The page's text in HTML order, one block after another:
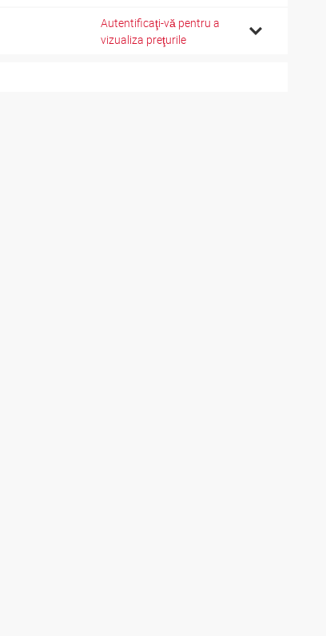
Autentificaţi-vă pentru a
vizualiza preţurile